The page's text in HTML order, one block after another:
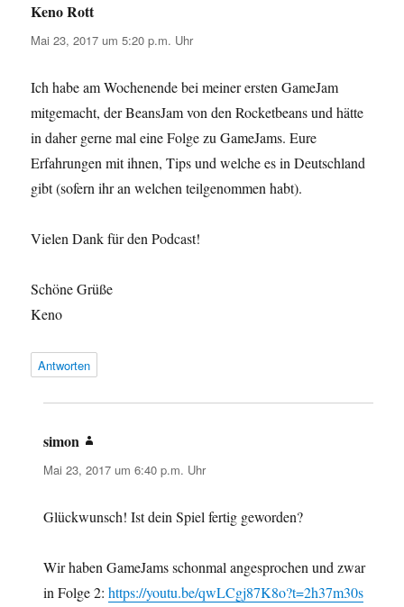
Keno Rottsagt:
Mai 23, 2017 um 5:20 p.m. Uhr
Ich habe am Wochenende bei meiner ersten GameJam
mitgemacht, der BeansJam von den Rocketbeans und hätte
in daher gerne mal eine Folge zu GameJams. Eure
Erfahrungen mit ihnen, Tips und welche es in Deutschland
gibt (sofern ihr an welchen teilgenommen habt).
Vielen Dank für den Podcast!
Schöne Grüße
Keno
Antworten
simon
Mai 23, 2017 um 6:40 p.m. Uhr
Glückwunsch! Ist dein Spiel fertig geworden?
Wir haben GameJams schonmal angesprochen und zwar
in Folge 2:https://youtu.be/qwLCgj87K8o?t=2h37m30s